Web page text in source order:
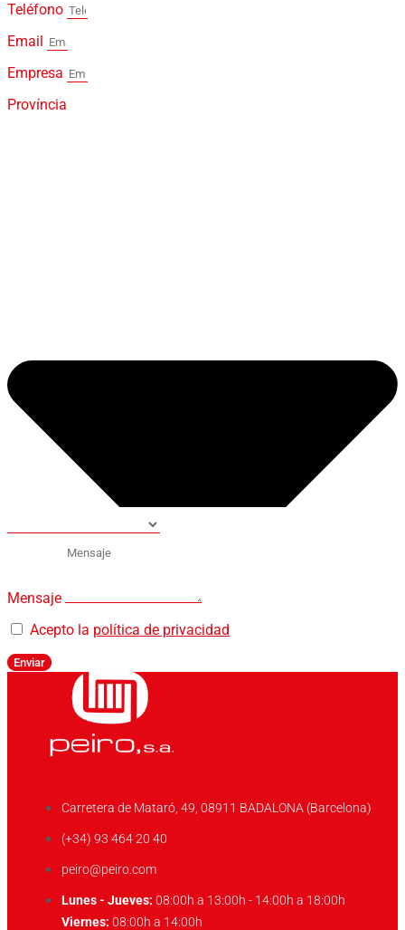
Teléfono
Email
Empresa
Província
Mensaje
Acepto la política de privacidad
Enviar
Carretera de Mataró, 49, 08911 BADALONA (Barcelona)
(+34) 93 464 20 40
peiro@peiro.com
Lunes - Jueves: 08:00h a 13:00h - 14:00h a 18:00h
Viernes: 08:00h a 14:00h